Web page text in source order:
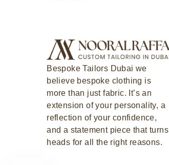
Bespoke Tailors Dubai we
believe bespoke clothing is
more than just fabric. It’s an
extension of your personality, a
reflection of your confidence,
and a statement piece that turns
heads for all the right reasons.